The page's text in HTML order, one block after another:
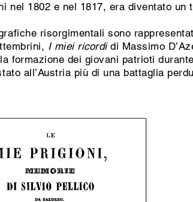
nel 1802 e nel 1817, era diventato un
risorgimentali sono
I miei ricordidi Massimo
formazione dei giovani patrioti
all’Austria più di una battaglia